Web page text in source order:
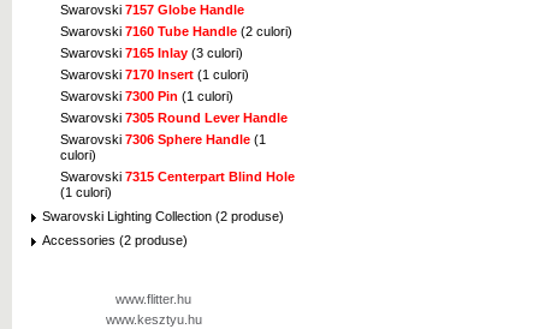
Swarovski 7157 Globe Handle
Swarovski 7160 Tube Handle (2 culori)
Swarovski 7165 Inlay (3 culori)
Swarovski 7170 Insert (1 culori)
Swarovski 7300 Pin (1 culori)
Swarovski 7305 Round Lever Handle
Swarovski 7306 Sphere Handle (1
culori)
Swarovski 7315 Centerpart Blind Hole
(1 culori)
Swarovski Lighting Collection (2 produse)
Accessories (2 produse)
www.flitter.hu
www.kesztyu.hu